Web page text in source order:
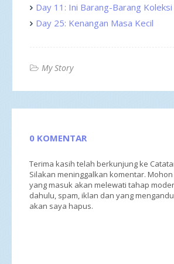
Day 11: Ini Barang-Barang Koleksi
Day 25: Kenangan Masa Kecil
My Story
0 KOMENTAR
Terima kasih telah berkunjung ke
Silakan meninggalkan komentar.
yang masuk akan melewati tahap
dahulu, spam, iklan dan yang
akan saya hapus.